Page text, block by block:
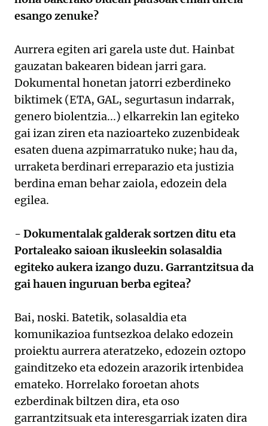
esango zenuke?
Aurrera egiten ari garela uste dut. Hainbat
gauzatan bakearen bidean jarri gara.
Dokumental honetan jatorri ezberdineko
biktimek (ETA, GAL, segurtasun indarrak,
genero biolentzia...) elkarrekin lan egiteko
gai izan ziren eta nazioarteko zuzenbideak
esaten duena azpimarratuko nuke; hau da,
urraketa berdinari erreparazio eta justizia
berdina eman behar zaiola, edozein dela
egilea.
- Dokumentalak galderak sortzen ditu eta
Portaleako saioan ikusleekin solasaldia
egiteko aukera izango duzu. Garrantzitsua da
gai hauen inguruan berba egitea?
Bai, noski. Batetik, solasaldia eta
komunikazioa funtsezkoa delako edozein
proiektu aurrera ateratzeko, edozein oztopo
gainditzeko eta edozein arazorik irtenbidea
emateko. Horrelako foroetan ahots
ezberdinak biltzen dira, eta oso
garrantzitsuak eta interesgarriak izaten dira